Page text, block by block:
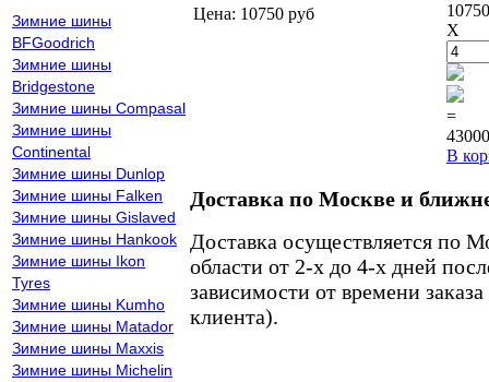
Зимние шины
BFGoodrich
Зимние шины
Bridgestone
Зимние шины Compasal
Зимние шины
Continental
Зимние шины Dunlop
Зимние шины Falken
Зимние шины Gislaved
Зимние шины Hankook
Зимние шины Ikon
Tyres
Зимние шины Kumho
Зимние шины Matador
Зимние шины Maxxis
Зимние шины Michelin
Цена: 10750 руб
X
=
В
Доставка по Москве и
Доставка осуществляется по
области от 2-х до 4-х дней
зависимости от времени
клиента).